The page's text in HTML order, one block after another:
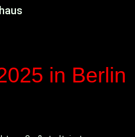
in Berlin